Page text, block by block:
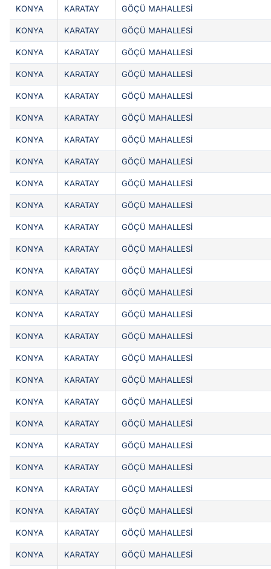
KONYA KARATAY GÖÇÜ MAHALLESİ
KONYA KARATAY GÖÇÜ MAHALLESİ
KONYA KARATAY GÖÇÜ MAHALLESİ
KONYA KARATAY GÖÇÜ MAHALLESİ
KONYA KARATAY GÖÇÜ MAHALLESİ
KONYA KARATAY GÖÇÜ MAHALLESİ
KONYA KARATAY GÖÇÜ MAHALLESİ
KONYA KARATAY GÖÇÜ MAHALLESİ
KONYA KARATAY GÖÇÜ MAHALLESİ
KONYA KARATAY GÖÇÜ MAHALLESİ
KONYA KARATAY GÖÇÜ MAHALLESİ
KONYA KARATAY GÖÇÜ MAHALLESİ
KONYA KARATAY GÖÇÜ MAHALLESİ
KONYA KARATAY GÖÇÜ MAHALLESİ
KONYA KARATAY GÖÇÜ MAHALLESİ
KONYA KARATAY GÖÇÜ MAHALLESİ
KONYA KARATAY GÖÇÜ MAHALLESİ
KONYA KARATAY GÖÇÜ MAHALLESİ
KONYA KARATAY GÖÇÜ MAHALLESİ
KONYA KARATAY GÖÇÜ MAHALLESİ
KONYA KARATAY GÖÇÜ MAHALLESİ
KONYA KARATAY GÖÇÜ MAHALLESİ
KONYA KARATAY GÖÇÜ MAHALLESİ
KONYA KARATAY GÖÇÜ MAHALLESİ
KONYA KARATAY GÖÇÜ MAHALLESİ
KONYA KARATAY GÖÇÜ MAHALLESİ